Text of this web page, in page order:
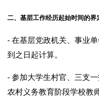
二、基层工作经历起始时间的界
- 在基层党政机关、事业
到之日起计算。
- 参加大学生村官、三支
农村义务教育阶段学校教